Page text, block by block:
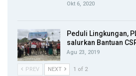
Okt 6, 2020
Peduli Lingkungan,
salurkan Bantuan
Agu 23, 2019
PREV NEXT 1 of 2